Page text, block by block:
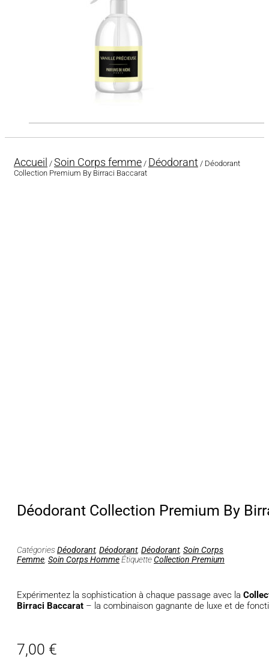
Accueil / Soin Corps femme / Déodorant / Déodorant
Collection Premium By Birraci Baccarat
Déodorant Collection Premium By
CatégoriesDéodorant, Déodorant, Déodorant, Soin Corps
Femme Soin Corps HommeÉtiquetteCollection Premium
Expérimentez la sophistication à chaque passage avec la
Birraci Baccarat – la combinaison gagnante de luxe et de
7,00 €